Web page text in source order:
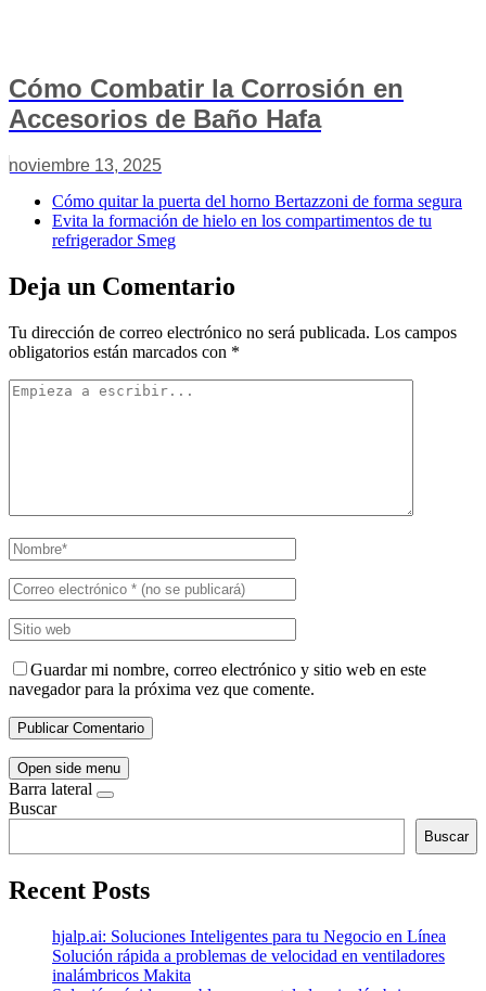
Cómo Combatir la Corrosión en
Accesorios de Baño Hafa
noviembre 13, 2025
Cómo quitar la puerta del horno Bertazzoni de forma segura
Evita la formación de hielo en los compartimentos de tu
refrigerador Smeg
Deja un Comentario
Tu dirección de correo electrónico no será publicada. Los campos
obligatorios están marcados con *
Guardar mi nombre, correo electrónico y sitio web en este
navegador para la próxima vez que comente.
Open side menu
Barra lateral
Buscar
Buscar
Recent Posts
hjalp.ai: Soluciones Inteligentes para tu Negocio en Línea
Solución rápida a problemas de velocidad en ventiladores
inalámbricos Makita